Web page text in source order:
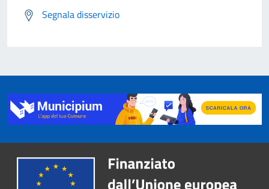
Segnala disservizio